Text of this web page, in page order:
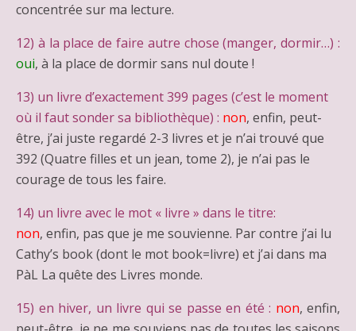
concentrée sur ma lecture.
12) à la place de faire autre chose (manger, dormir…) :
oui, à la place de dormir sans nul doute !
13) un livre d’exactement 399 pages (c’est le moment
où il faut sonder sa bibliothèque) : non, enfin, peut-
être, j’ai juste regardé 2-3 livres et je n’ai trouvé que
392 (Quatre filles et un jean, tome 2), je n’ai pas le
courage de tous les faire.
14) un livre avec le mot « livre » dans le titre:
non, enfin, pas que je me souvienne. Par contre j’ai lu
Cathy’s book (dont le mot book=livre) et j’ai dans ma
PàL La quête des Livres monde.
15) en hiver, un livre qui se passe en été : non, enfin,